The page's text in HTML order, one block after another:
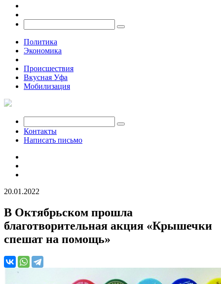
Политика
Экономика
Происшествия
Вкусная Уфа
Мобилизация
Контакты
Написать письмо
20.01.2022
В Октябрьском прошла
благотворительная акция «Крышечки
спешат на помощь»